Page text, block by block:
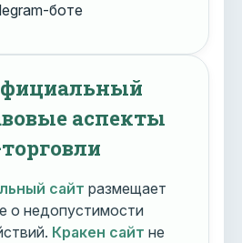
боте
аспекты
сайт размещает
о недопустимости
Кракен сайт не